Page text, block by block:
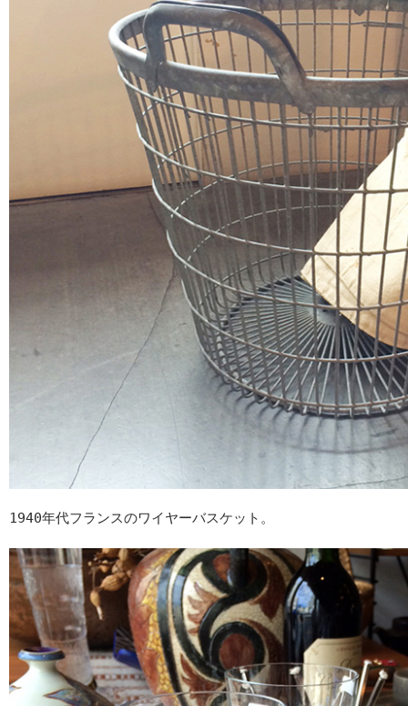
1940年代フランスのワイヤーバスケット。